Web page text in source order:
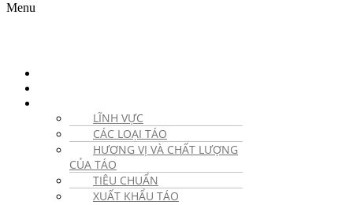
Menu
LĨNH VỰC
CÁC LOẠI TÁO
HƯƠNG VỊ VÀ CHẤT LƯỢNG
CỦA TÁO
TIÊU CHUẨN
XUẤT KHẨU TÁO